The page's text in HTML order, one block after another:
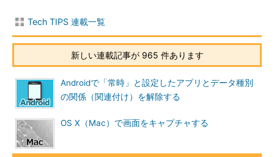
Tech TIPS 連載一覧
新しい連載記事が 965 件あります
Androidで「常時」と設定したアプリとデータ種別
の関係（関連付け）を解除する
OS X（Mac）で画面をキャプチャする